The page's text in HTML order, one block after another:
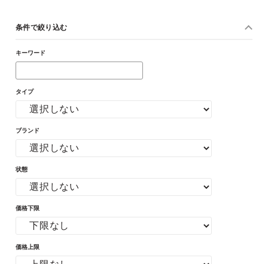
条件で絞り込む
キーワード
タイプ
ブランド
状態
価格下限
価格上限